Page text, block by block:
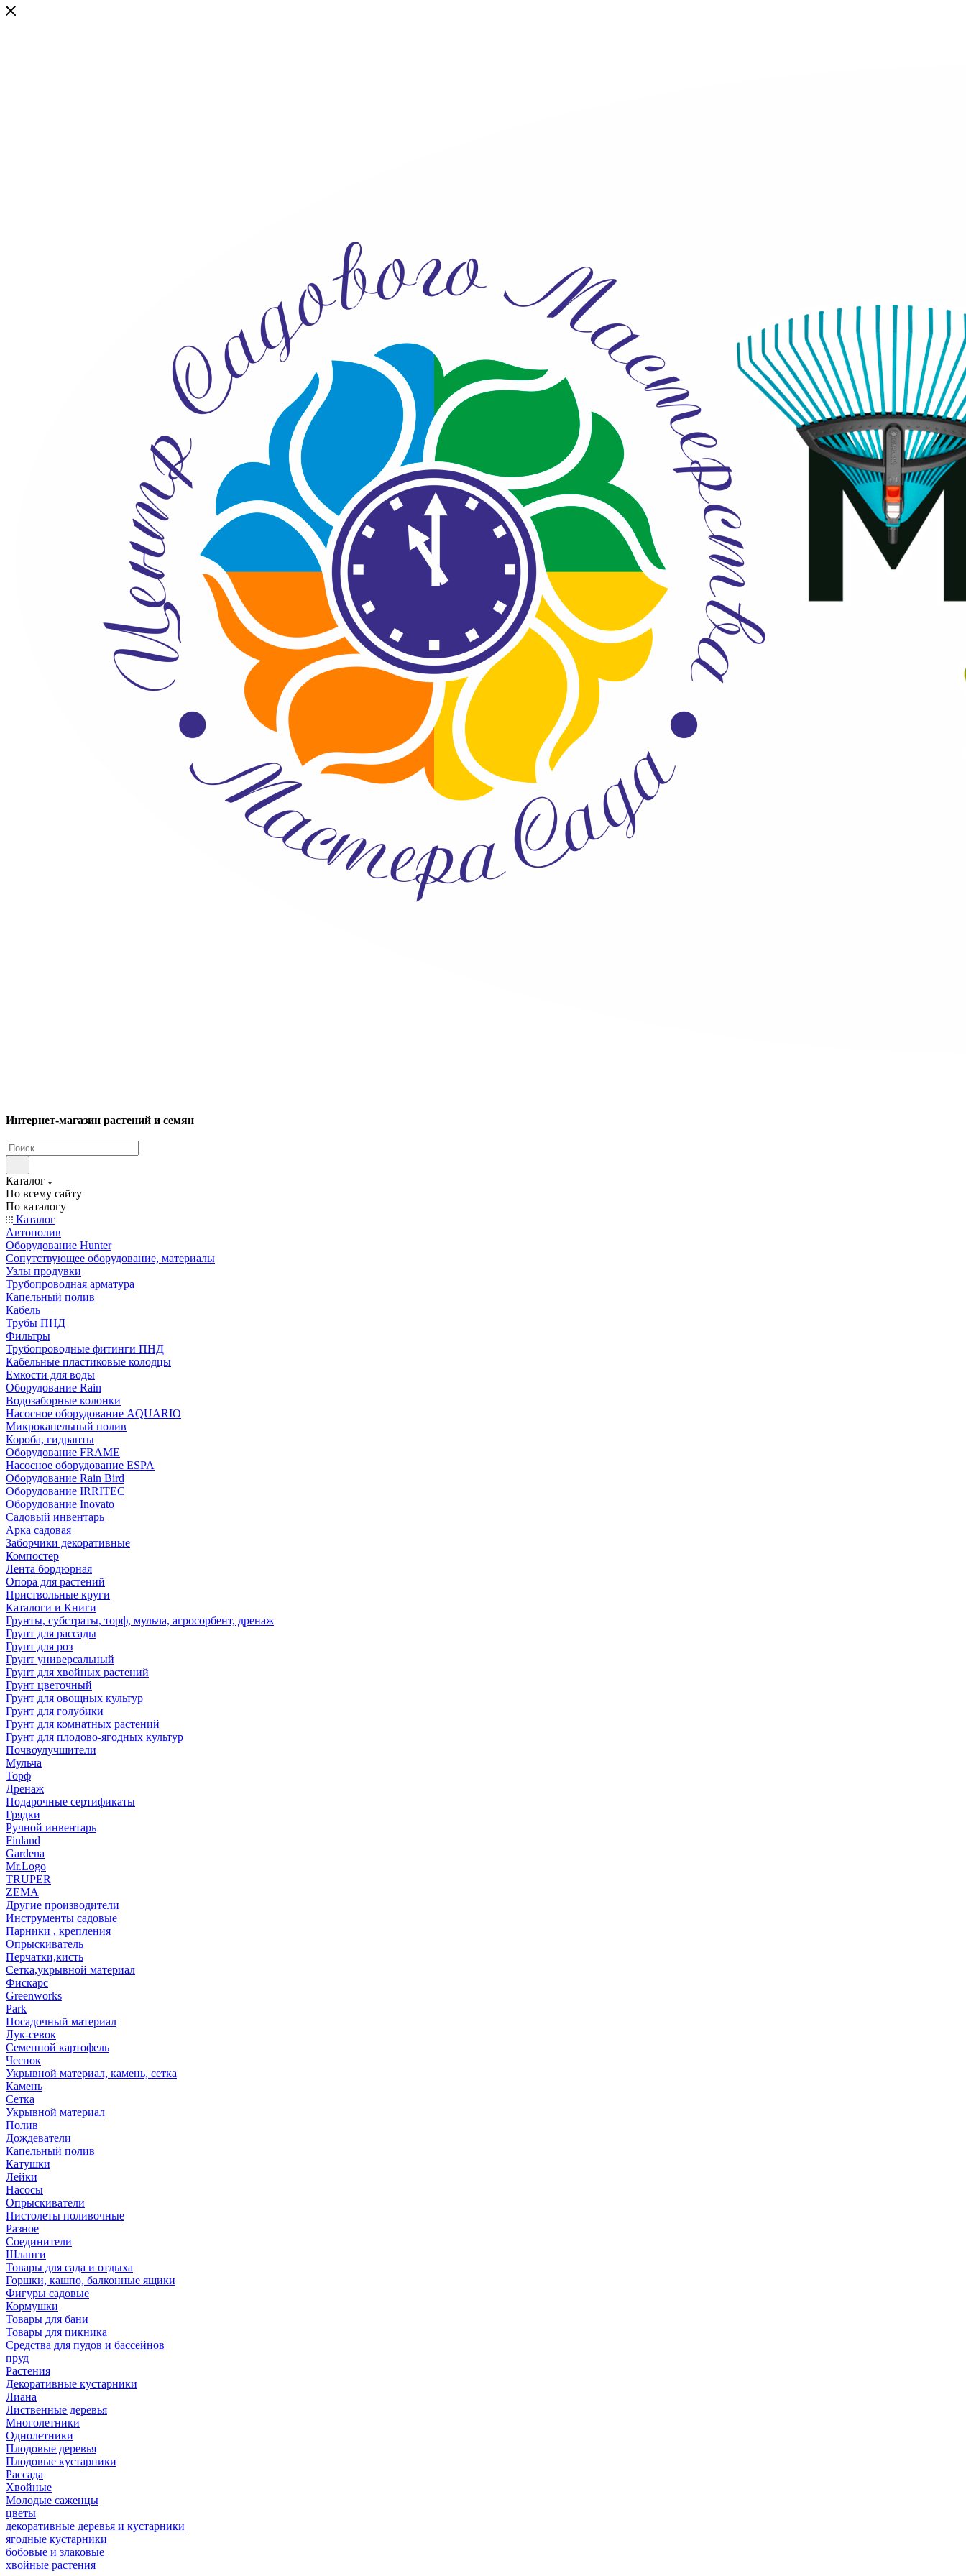
Интернет-магазин растений и семян
Каталог
По всему сайту
По каталогу
Каталог
Автополив
Оборудование Hunter
Сопутствующее оборудование, материалы
Узлы продувки
Трубопроводная арматура
Капельный полив
Кабель
Трубы ПНД
Фильтры
Трубопроводные фитинги ПНД
Кабельные пластиковые колодцы
Емкости для воды
Оборудование Rain
Водозаборные колонки
Насосное оборудование AQUARIO
Микрокапельный полив
Короба, гидранты
Оборудование FRAME
Насосное оборудование ESPA
Оборудование Rain Bird
Оборудование IRRITEC
Оборудование Inovato
Садовый инвентарь
Арка садовая
Заборчики декоративные
Компостер
Лента бордюрная
Опора для растений
Приствольные круги
Каталоги и Книги
Грунты, субстраты, торф, мульча, агросорбент, дренаж
Грунт для рассады
Грунт для роз
Грунт универсальный
Грунт для хвойных растений
Грунт цветочный
Грунт для овощных культур
Грунт для голубики
Грунт для комнатных растений
Грунт для плодово-ягодных культур
Почвоулучшители
Мульча
Торф
Дренаж
Подарочные сертификаты
Грядки
Ручной инвентарь
Finland
Gardena
Mr.Logo
TRUPER
ZEMA
Другие производители
Инструменты садовые
Парники , крепления
Опрыскиватель
Перчатки,кисть
Сетка,укрывной материал
Фискарс
Greenworks
Park
Посадочный материал
Лук-севок
Семенной картофель
Чеснок
Укрывной материал, камень, сетка
Камень
Сетка
Укрывной материал
Полив
Дождеватели
Капельный полив
Катушки
Лейки
Насосы
Опрыскиватели
Пистолеты поливочные
Разное
Соединители
Шланги
Товары для сада и отдыха
Горшки, кашпо, балконные ящики
Фигуры садовые
Кормушки
Товары для бани
Товары для пикника
Средства для пудов и бассейнов
пруд
Растения
Декоративные кустарники
Лиана
Лиственные деревья
Многолетники
Однолетники
Плодовые деревья
Плодовые кустарники
Рассада
Хвойные
Молодые саженцы
цветы
декоративные деревья и кустарники
ягодные кустарники
бобовые и злаковые
хвойные растения